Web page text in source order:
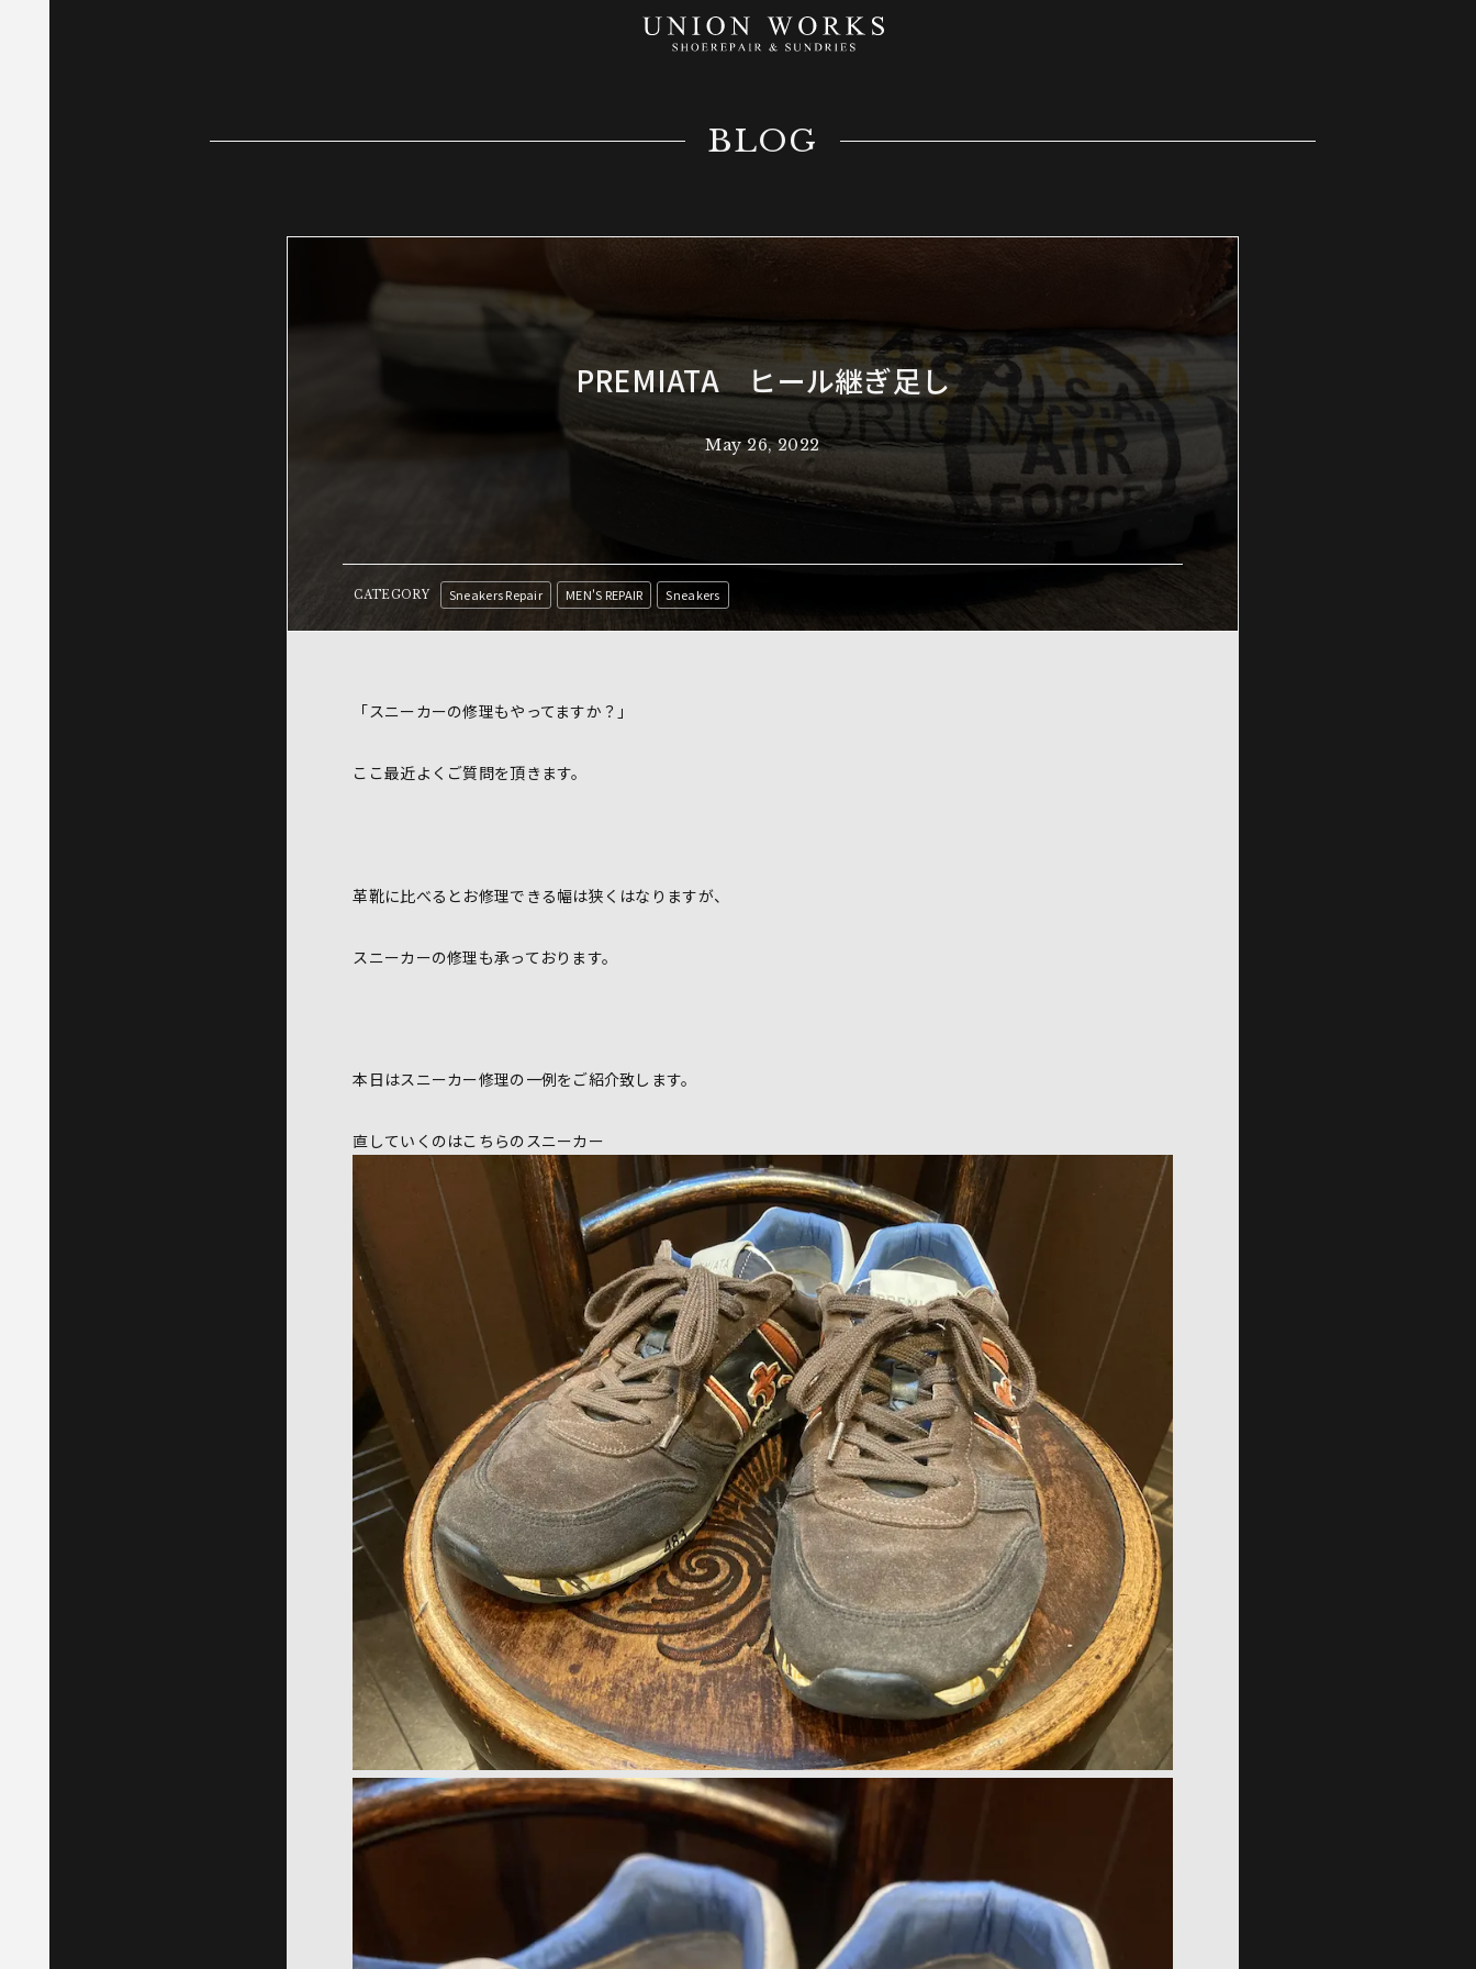
BLOG
PREMIATA ヒール継ぎ足し
May 26, 2022
CATEGORY Sneakers Repair MEN'S REPAIR Sneakers
「スニーカーの修理もやってますか？」
ここ最近よくご質問を頂きます。
革靴に比べるとお修理できる幅は狭くはなりますが、
スニーカーの修理も承っております。
本日はスニーカー修理の一例をご紹介致します。
直していくのはこちらのスニーカー